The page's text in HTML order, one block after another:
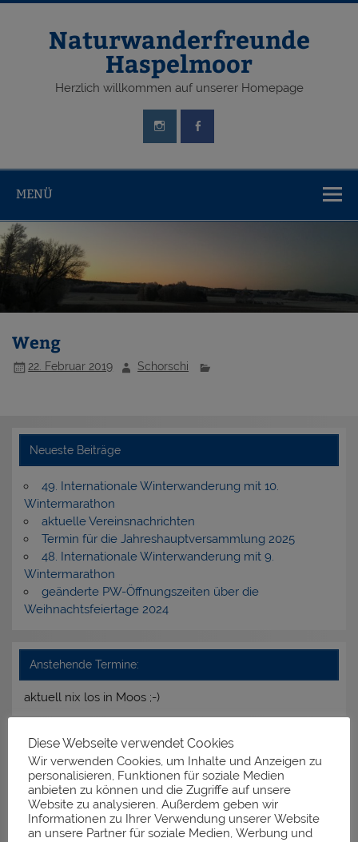
Zum
Naturwanderfreunde
Haspelmoor
Herzlich willkommen auf unserer Homepage
MENÜ
Weng
22. Februar 2019 Schorschi
Neueste Beiträge
49. Internationale Winterwanderung mit 10.
Wintermarathon
aktuelle Vereinsnachrichten
Termin für die Jahreshauptversammlung 2025
48. Internationale Winterwanderung mit 9.
Wintermarathon
geänderte PW-Öffnungszeiten über die
Weihnachtsfeiertage 2024
Anstehende Termine:
aktuell nix los in Moos ;-)
Neueste Kommentare
Archiv
Diese Webseite verwendet Cookies
Wir verwenden Cookies, um Inhalte und Anzeigen zu
personalisieren, Funktionen für soziale Medien
anbieten zu können und die Zugriffe auf unsere
Website zu analysieren. Außerdem geben wir
Informationen zu Ihrer Verwendung unserer Website
an unsere Partner für soziale Medien, Werbung und